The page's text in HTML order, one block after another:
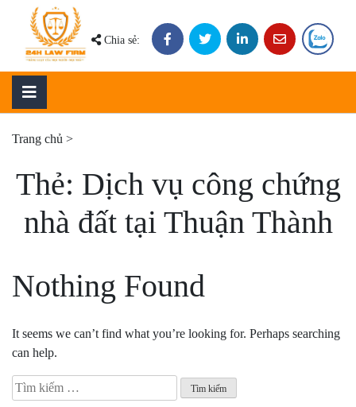
content
Chia sẻ:
Trang chủ >
Thẻ: Dịch vụ công chứng
nhà đất tại Thuận Thành
Nothing Found
It seems we can’t find what you’re looking for. Perhaps searching
can help.
Tìm
kiếm